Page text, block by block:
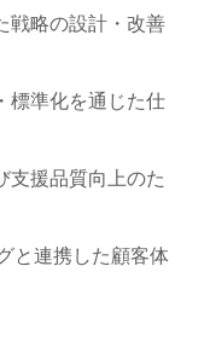
戦略の設計・改善
標準化を通じた仕
支援品質向上のた
と連携した顧客体